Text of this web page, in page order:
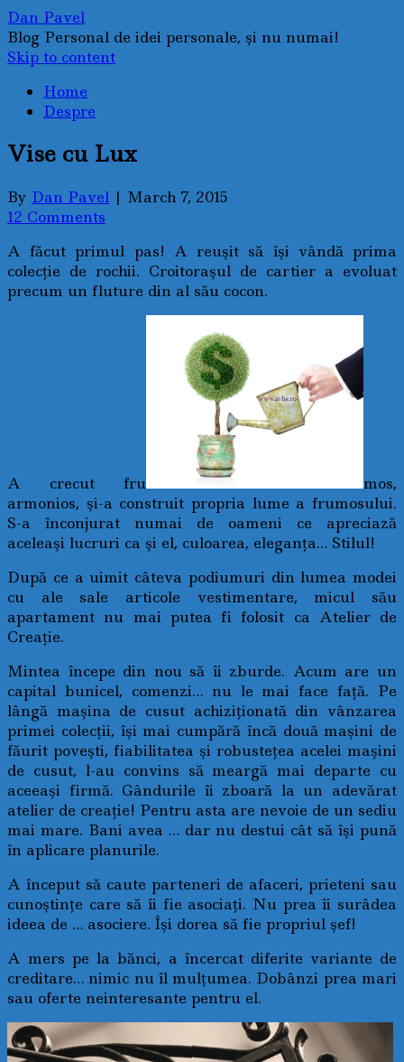
Dan Pavel
Blog Personal de idei personale, şi nu numai!
Skip to content
Home
Despre
Vise cu Lux
By Dan Pavel | March 7, 2015
12 Comments
A făcut primul pas! A reuşit să îşi vândă prima
colecţie de rochii. Croitoraşul de cartier a evoluat
precum un fluture din al său cocon.
A crecut fru
mos,
armonios, şi-a construit propria lume a frumosului.
S-a înconjurat numai de oameni ce apreciază
aceleaşi lucruri ca şi el, culoarea, eleganţa… Stilul!
După ce a uimit câteva podiumuri din lumea modei
cu ale sale articole vestimentare, micul său
apartament nu mai putea fi folosit ca Atelier de
Creaţie.
Mintea începe din nou să îi zburde. Acum are un
capital bunicel, comenzi… nu le mai face faţă. Pe
lângă maşina de cusut achiziţionată din vânzarea
primei colecţii, îşi mai cumpără încă două maşini de
făurit poveşti, fiabilitatea şi robusteţea acelei maşini
de cusut, l-au convins să meargă mai departe cu
aceeaşi firmă. Gândurile îi zboară la un adevărat
atelier de creaţie! Pentru asta are nevoie de un sediu
mai mare. Bani avea … dar nu destui cât să îşi pună
în aplicare planurile.
A început să caute parteneri de afaceri, prieteni sau
cunoştinţe care să îi fie asociaţi. Nu prea îi surâdea
ideea de … asociere. Îşi dorea să fie propriul şef!
A mers pe la bănci, a încercat diferite variante de
creditare… nimic nu îl mulţumea. Dobânzi prea mari
sau oferte neinteresante pentru el.